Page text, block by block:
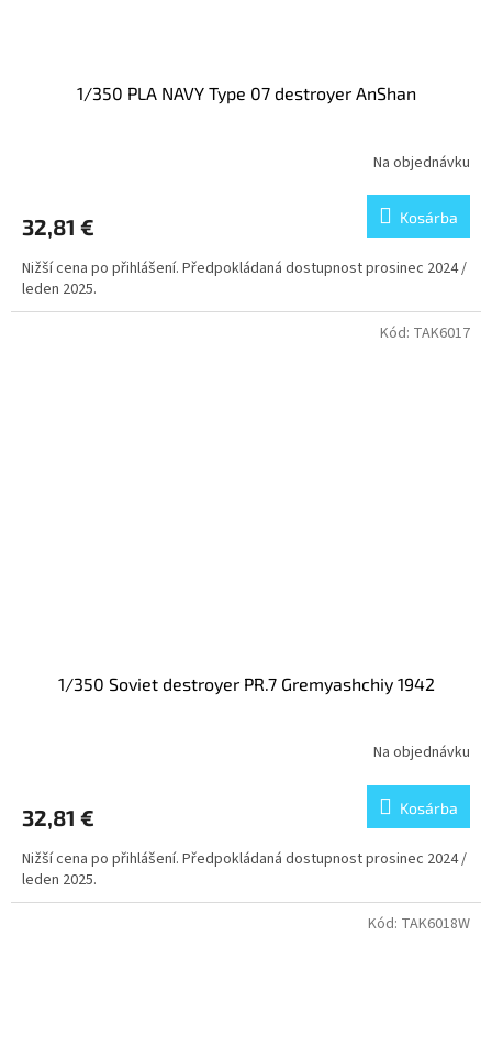
1/350 PLA NAVY Type 07 destroyer AnShan
Na objednávku
32,81 € Kosárba
Nižší cena po přihlášení. Předpokládaná dostupnost prosinec 2024 /
leden 2025.
1/350 Soviet destroyer PR.7 Gremyashchiy 1942
Na objednávku
32,81 € Kosárba
Nižší cena po přihlášení. Předpokládaná dostupnost prosinec 2024 /
leden 2025.
Kód: TAK6017
Kód: TAK6018W